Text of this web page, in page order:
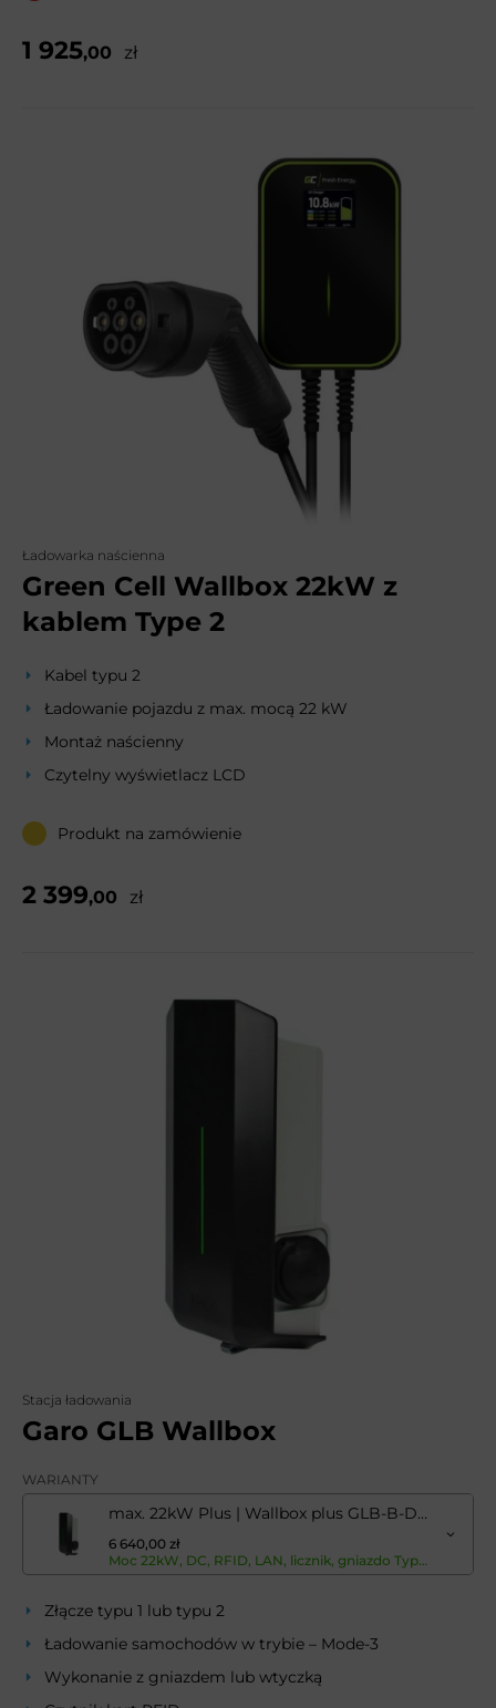
1 925,00 zł
Ładowarka naścienna
Green Cell Wallbox 22kW z
kablem Type 2
Kabel typu 2
Ładowanie pojazdu z max. mocą 22 kW
Montaż naścienny
Czytelny wyświetlacz LCD
Produkt na zamówienie
2 399,00 zł
Stacja ładowania
Garo GLB Wallbox
WARIANTY
max. 22kW Plus | Wallbox plus GLB-B-DCM-T222WO-R-LAN
6 640,00 zł
Moc 22kW, DC, RFID, LAN, licznik, gniazdo Typ2 - instalacja musi być doposażona w wyłącznik różnicowoprądowy typ A (RCD typ A) oraz wyłącznik nadmiarowo-prądowy (MCB).Moc 22kW, DC, RFID, LAN, licznik, gniazdo Typ2 - instalacja musi być doposażona w wyłącznik różnicowoprądowy typ A (RCD typ A) oraz wyłącznik nadmiarowo-prądowy (MCB).Moc 22kW, DC, RFID, LAN, licznik, gniazdo Typ2 - instalacja musi być doposażona w wyłącznik różnicowoprądowy typ A (RCD typ A) oraz wyłącznik nadmiarowo-prądowy (MCB).Moc 22kW, DC, RFID, LAN, licznik, gniazdo Typ2 - instalacja musi być doposażona w wyłącznik różnicowoprądowy typ A (RCD typ A) oraz wyłącznik nadmiarowo-prądowy (MCB).
Złącze typu 1 lub typu 2
Ładowanie samochodów w trybie – Mode-3
Wykonanie z gniazdem lub wtyczką